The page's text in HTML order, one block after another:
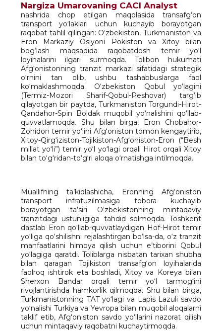
Nargiza Umarovaning CACI Analyst
nashrida chop etilgan maqolasida transafg‘on
transport yo‘laklari uchun kuchayib borayotgan
raqobat tahlil qilingan: O‘zbekiston, Turkmaniston va
Eron Markaziy Osiyoni Pokiston va Xitoy bilan
bog‘lash maqsadida raqobatdosh temir yo‘l
loyihalarini ilgari surmoqda. Tolibon hukumati
Afg‘onistonning tranzit markazi sifatidagi strategik
o‘rnini tan olib, ushbu tashabbuslarga faol
ko‘maklashmoqda. O‘zbekiston Qobul yo‘lagini
(Termiz-Mozori Sharif-Qobul-Peshovar) targ‘ib
qilayotgan bir paytda, Turkmaniston Torgundi-Hirot-
Qandahor-Spin Boldak muqobil yo‘nalishini qo‘llab-
quvvatlamoqda. Shu bilan birga, Eron Chobahor-
Zohidon temir yo‘lini Afg‘oniston tomon kengaytirib,
Xitoy-Qirg‘iziston-Tojikiston-Afg‘oniston-Eron (“Besh
millat yo‘li”) temir yo‘l yo‘lagi orqali Hirot orqali Xitoy
bilan to‘g‘ridan-to‘g‘ri aloqa o‘rnatishga intilmoqda.
Muallifning ta’kidlashicha, Eronning Afg‘oniston
transport infratuzilmasiga tobora kuchayib
borayotgan ta’siri O‘zbekistonning mintaqaviy
tranzitdagi ustunligiga tahdid solmoqda. Toshkent
dastlab Eron qo‘llab-quvvatlaydigan Hof-Hirot temir
yo‘liga qo‘shilishni rejalashtirgan bo‘lsa-da, o‘z tranzit
manfaatlarini himoya qilish uchun e’tiborini Qobul
yo‘lagiga qaratdi. Toliblarga nisbatan tarixan shubha
bilan qaragan Tojikiston transafg‘on loyihalarida
faolroq ishtirok eta boshladi, Xitoy va Koreya bilan
Sherxon Bandar orqali temir yo‘l tarmog‘ini
rivojlantirishda hamkorlik qilmoqda. Shu bilan birga,
Turkmanistonning TAT yo‘lagi va Lapis Lazuli savdo
yo‘nalishi Turkiya va Yevropa bilan muqobil aloqalarni
taklif etib, Afg‘oniston savdo yo‘llarini nazorat qilish
uchun mintaqaviy raqobatni kuchaytirmoqda.